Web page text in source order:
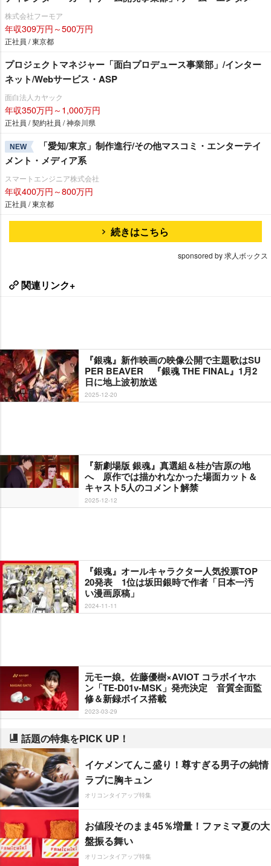
株式会社フーモア
年収309万円～500万円
正社員 / 東京都
プロジェクトマネジャー「面白プロデュース事業部」/インター
ネット/Webサービス・ASP
面白法人カヤック
年収350万円～1,000万円
正社員 / 契約社員 / 神奈川県
NEW
「愛知/東京」制作進行/その他マスコミ・エンターテイ
メント・メディア系
スマートエンジニア株式会社
年収400万円～800万円
正社員 / 東京都
続きはこちら
sponsored by 求人ボックス
関連リンク+
『銀魂』新作映画の映像公開で主題歌はSU
PER BEAVER 『銀魂 THE FINAL』1月2
日に地上波初放送
2025-12-20
『新劇場版 銀魂』真選組＆桂が吉原の地
へ 原作では描かれなかった場面カット＆
キャスト5人のコメント解禁
2025-12-12
『銀魂』オールキャラクター人気投票TOP
20発表 1位は坂田銀時で作者「日本一汚
い漫画原稿」
2024-11-11
元モー娘。佐藤優樹×AVIOT コラボイヤホ
ン「TE-D01v-MSK」発売決定 音質全面監
修＆新録ボイス搭載
2023-03-29
話題の特集をPICK UP！
イケメンてんこ盛り！尊すぎる男子の純情
ラブに胸キュン
オリコンタイアップ特集
お値段そのまま45％増量！ファミマ夏の大
盤振る舞い
オリコンタイアップ特集